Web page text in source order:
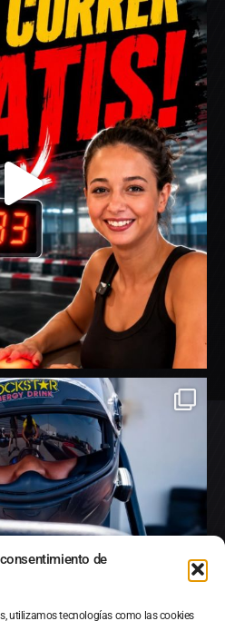
de
utilizamos tecnologías como las cookies